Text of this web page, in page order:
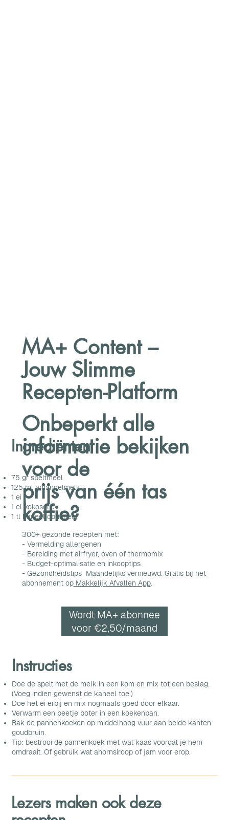
Ingrediënten
75 gr speltmeel
125 ml amandelmelk
1 ei
1 el kokosolie
1 tl kaneel optioneel
MA+ Content –
Jouw Slimme
Recepten-Platform
Onbeperkt alle
informatie bekijken
voor de
prijs van één tas
koffie?
300+ gezonde recepten met:
- Vermelding allergenen
- Bereiding met airfryer, oven of thermomix
- Budget-optimalisatie en inkooptips
- Gezondheidstips Maandelijks vernieuwd. Gratis bij het
abonnement opMakkelijk Afvallen App.
Wordt MA+ abonnee
voor €2,50/maand
Instructies
Doe de spelt met de melk in een kom en mix tot een beslag.
(Voeg indien gewenst de kaneel toe.)
Doe het ei erbij en mix nogmaals goed door elkaar.
Verwarm een beetje boter in een koekenpan.
Bak de pannenkoeken op middelhoog vuur aan beide kanten
goudbruin.
Tip: bestrooi de pannenkoek met wat kaas voordat je hem
omdraait. Of gebruik wat ahornsiroop of jam voor erop.
Lezers maken ook deze